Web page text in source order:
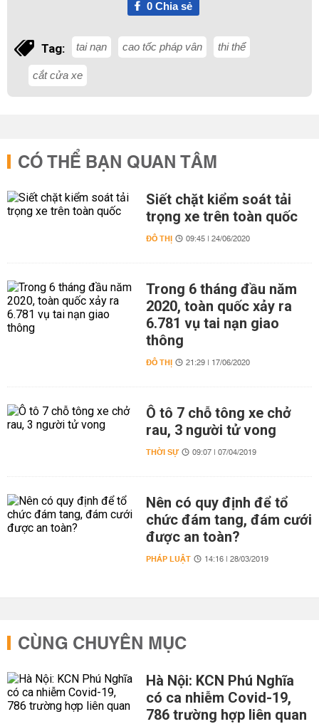
0Chia sẻ
Tag: tai nạn cao tốc pháp vân thi thể
cắt cửa xe
CÓ THỂ BẠN QUAN TÂM
Siết chặt kiểm soát tải
trọng xe trên toàn quốc
ĐÔ THỊ 09:45 | 24/06/2020
Trong 6 tháng đầu năm
2020, toàn quốc xảy ra
6.781 vụ tai nạn giao
thông
ĐÔ THỊ 21:29 | 17/06/2020
Ô tô 7 chỗ tông xe chở
rau, 3 người tử vong
THỜI SỰ 09:07 | 07/04/2019
Nên có quy định để tổ
chức đám tang, đám cưới
được an toàn?
PHÁP LUẬT 14:16 | 28/03/2019
CÙNG CHUYÊN MỤC
Hà Nội: KCN Phú Nghĩa
có ca nhiễm Covid-19,
786 trường hợp liên quan